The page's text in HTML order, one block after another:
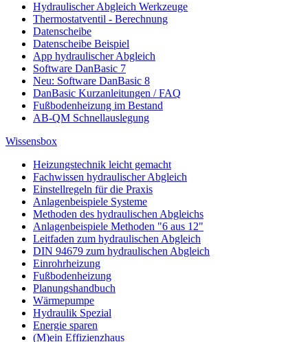
Hydraulischer Abgleich Werkzeuge
Thermostatventil - Berechnung
Datenscheibe
Datenscheibe Beispiel
App hydraulischer Abgleich
Software DanBasic 7
Neu: Software DanBasic 8
DanBasic Kurzanleitungen / FAQ
Fußbodenheizung im Bestand
AB-QM Schnellauslegung
Wissensbox
Heizungstechnik leicht gemacht
Fachwissen hydraulischer Abgleich
Einstellregeln für die Praxis
Anlagenbeispiele Systeme
Methoden des hydraulischen Abgleichs
Anlagenbeispiele Methoden "6 aus 12"
Leitfaden zum hydraulischen Abgleich
DIN 94679 zum hydraulischen Abgleich
Einrohrheizung
Fußbodenheizung
Planungshandbuch
Wärmepumpe
Hydraulik Spezial
Energie sparen
(M)ein Effizienzhaus